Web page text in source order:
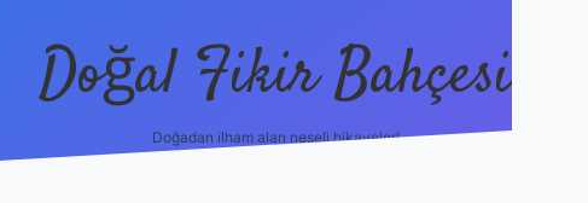
Doğal Fikir Bahçesi
Doğadan ilham alan neşeli hikayeler!